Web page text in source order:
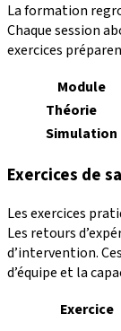
La formation
Chaque session
exercices
Module
Théorie
Simulation
Exercices de
Les exercices
Les retours
d’intervention.
d’équipe et la
Exercice